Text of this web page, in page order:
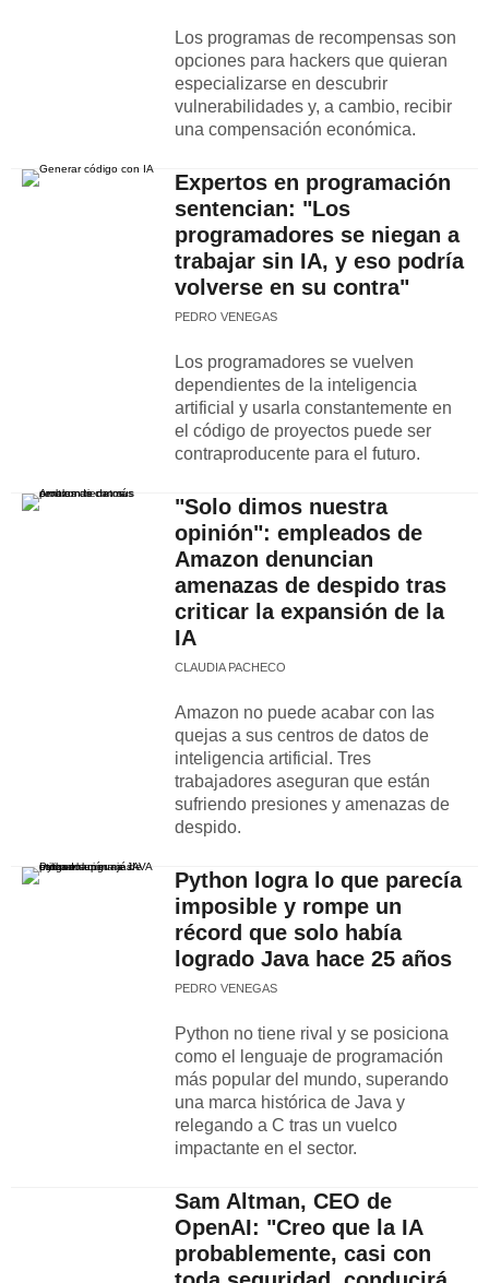
Los programas de recompensas son
opciones para hackers que quieran
especializarse en descubrir
vulnerabilidades y, a cambio, recibir
una compensación económica.
Expertos en programación
sentencian: "Los
programadores se niegan a
trabajar sin IA, y eso podría
volverse en su contra"
PEDRO VENEGAS
Los programadores se vuelven
dependientes de la inteligencia
artificial y usarla constantemente en
el código de proyectos puede ser
contraproducente para el futuro.
"Solo dimos nuestra
opinión": empleados de
Amazon denuncian
amenazas de despido tras
criticar la expansión de la
IA
CLAUDIA PACHECO
Amazon no puede acabar con las
quejas a sus centros de datos de
inteligencia artificial. Tres
trabajadores aseguran que están
sufriendo presiones y amenazas de
despido.
Python logra lo que parecía
imposible y rompe un
récord que solo había
logrado Java hace 25 años
PEDRO VENEGAS
Python no tiene rival y se posiciona
como el lenguaje de programación
más popular del mundo, superando
una marca histórica de Java y
relegando a C tras un vuelco
impactante en el sector.
Sam Altman, CEO de
OpenAI: "Creo que la IA
probablemente, casi con